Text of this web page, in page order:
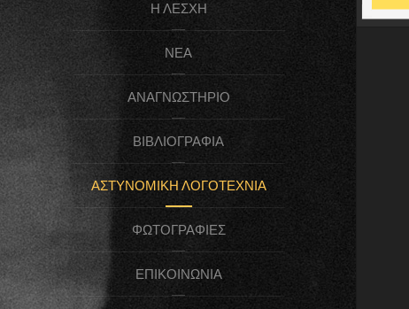
Η ΛΈΣΧΗ
ΝΈΑ
ΑΝΑΓΝΩΣΤΉΡΙΟ
ΒΙΒΛΙΟΓΡΑΦΊΑ
ΑΣΤΥΝΟΜΙΚΉ ΛΟΓΟΤΕΧΝΊΑ
ΦΩΤΟΓΡΑΦΊΕΣ
ΕΠΙΚΟΙΝΩΝΊΑ